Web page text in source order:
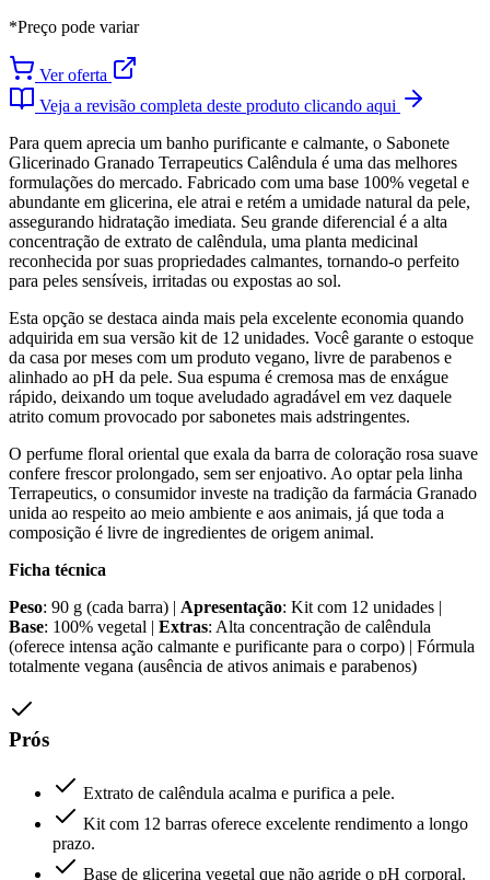
*Preço pode variar
Ver oferta
Veja a revisão completa deste produto clicando aqui
Para quem aprecia um banho purificante e calmante, o Sabonete
Glicerinado Granado Terrapeutics Calêndula é uma das melhores
formulações do mercado. Fabricado com uma base 100% vegetal e
abundante em glicerina, ele atrai e retém a umidade natural da pele,
assegurando hidratação imediata. Seu grande diferencial é a alta
concentração de extrato de calêndula, uma planta medicinal
reconhecida por suas propriedades calmantes, tornando-o perfeito
para peles sensíveis, irritadas ou expostas ao sol.
Esta opção se destaca ainda mais pela excelente economia quando
adquirida em sua versão kit de 12 unidades. Você garante o estoque
da casa por meses com um produto vegano, livre de parabenos e
alinhado ao pH da pele. Sua espuma é cremosa mas de enxágue
rápido, deixando um toque aveludado agradável em vez daquele
atrito comum provocado por sabonetes mais adstringentes.
O perfume floral oriental que exala da barra de coloração rosa suave
confere frescor prolongado, sem ser enjoativo. Ao optar pela linha
Terrapeutics, o consumidor investe na tradição da farmácia Granado
unida ao respeito ao meio ambiente e aos animais, já que toda a
composição é livre de ingredientes de origem animal.
Ficha técnica
Peso: 90 g (cada barra) | Apresentação: Kit com 12 unidades |
Base: 100% vegetal | Extras: Alta concentração de calêndula
(oferece intensa ação calmante e purificante para o corpo) | Fórmula
totalmente vegana (ausência de ativos animais e parabenos)
Prós
Extrato de calêndula acalma e purifica a pele.
Kit com 12 barras oferece excelente rendimento a longo
prazo.
Base de glicerina vegetal que não agride o pH corporal.